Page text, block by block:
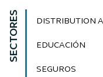
SECTORES DISTRIBUTION
EDUCACIÓN
SEGUROS